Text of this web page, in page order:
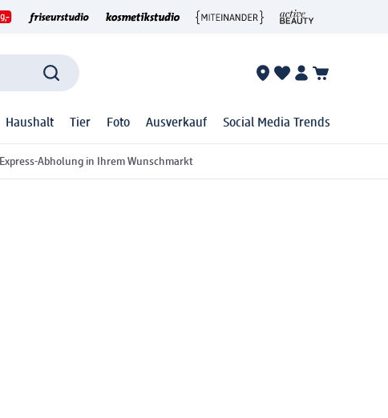
Haushalt Tier Foto Ausverkauf Social Media Trends
Express-Abholung in Ihrem Wunschmarkt